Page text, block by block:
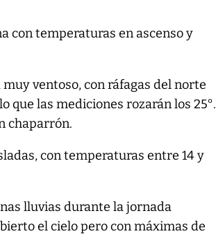
con temperaturas en ascenso y
ventoso, con ráfagas del norte
que las mediciones rozarán los 25°.
chaparrón.
con temperaturas entre 14 y
lluvias durante la jornada
el cielo pero con máximas de